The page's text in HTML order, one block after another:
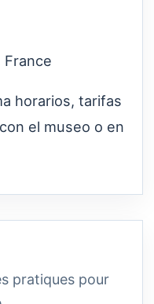
France
horarios, tarifas
el museo o en
pratiques pour